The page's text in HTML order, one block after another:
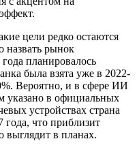
цели редко остаются
назвать рынок
планировалось
была взята уже в 2022-
Вероятно, и в сфере ИИ
указано в официальных
устройствах страна
года, что приблизит
выглядит в планах.